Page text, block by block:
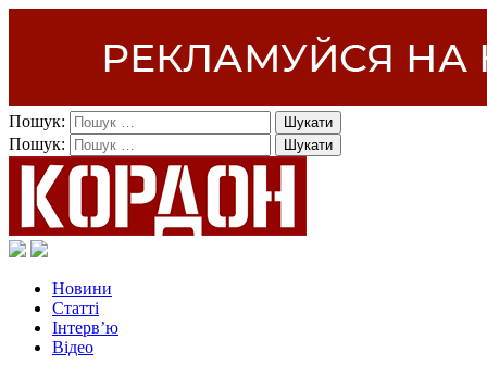
Пошук:
Пошук:
Новини
Статті
Інтерв’ю
Відео